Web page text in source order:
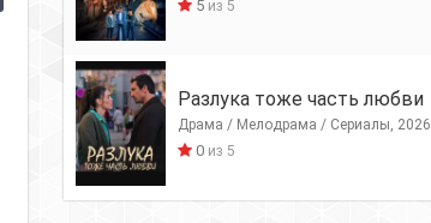
5из 5
Разлука тоже часть любви
Драма / Мелодрама / Сериалы, 2026
0из 5